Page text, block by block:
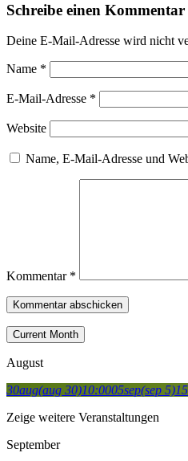
Schreibe einen Kommentar
Deine E-Mail-Adresse wird nicht
Name *
E-Mail-Adresse *
Website
Name, E-Mail-Adresse und
Kommentar *
Current Month
August
30aug(aug 30)10:0005sep(sep 5)
Zeige weitere Veranstaltungen
September